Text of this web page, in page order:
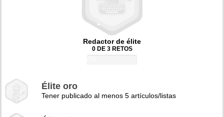
Redactor de élite
0 DE 3 RETOS
Élite oro
Tener publicado al menos 5 artículos/listas